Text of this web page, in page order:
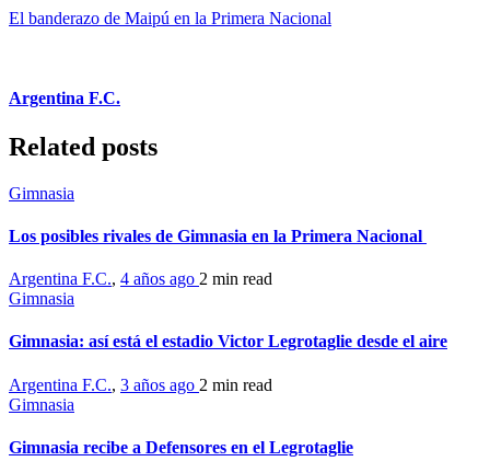
El banderazo de Maipú en la Primera Nacional
Argentina F.C.
Related posts
Gimnasia
Los posibles rivales de Gimnasia en la Primera Nacional
Argentina F.C., 4 años ago 2 min read
Gimnasia
Gimnasia: así está el estadio Victor Legrotaglie desde el aire
Argentina F.C., 3 años ago 2 min read
Gimnasia
Gimnasia recibe a Defensores en el Legrotaglie